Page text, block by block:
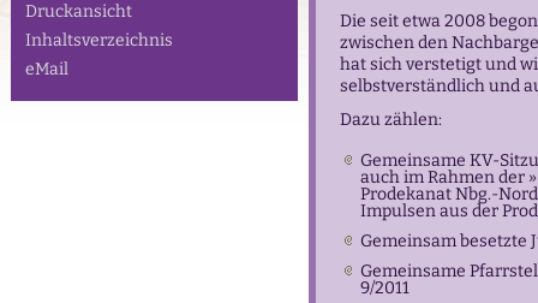
Druckansicht
Inhaltsverzeichnis
eMail
Die seit etwa 2008
zwischen den
hat sich verstetigt und
selbstverständlich und
Dazu zählen:
Gemeinsame KV-
auch im Rahmen der
Prodekanat Nbg.-
Impulsen aus der
Gemeinsam besetzte
Gemeinsame
9/2011